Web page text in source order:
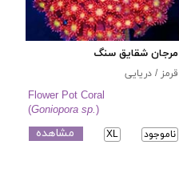
مرجان شقایق سنگ
قرمز / دریایی
Flower Pot Coral
(Goniopora sp.)
ناموجود XL مشاهده